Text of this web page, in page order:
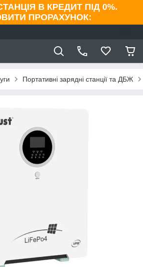
В КРЕДИТ ПІД 0%.
ПРОРАХУНОК:
Портативні зарядні станції та ДБЖ